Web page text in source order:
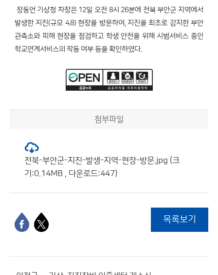
장동언 기상청 차장은 12일 오전 8시 26분에 전북 부안군 지역에서
발생한 지진(규모 4.8) 현장을 방문하여, 지진을 최초로 감지한 부안
관측소와 피해 현장을 점검하고 학생 안전을 위해 시범서비스 중인
학교연계서비스의 작동 여부 등을 확인하였다.
첨부파일
전북-부안군-지진-발생-지역-현장-방문.jpg (크
기:0.14MB , 다운로드:447)
목록보기